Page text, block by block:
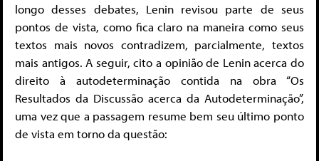
longo desses debates, Lenin revisou parte de seus
pontos de vista, como fica claro na maneira como seus
textos mais novos contradizem, parcialmente, textos
mais antigos. A seguir, cito a opinião de Lenin acerca do
direito à autodeterminação contida na obra “Os
Resultados da Discussão acerca da Autodeterminação”,
uma vez que a passagem resume bem seu último ponto
de vista em torno da questão: